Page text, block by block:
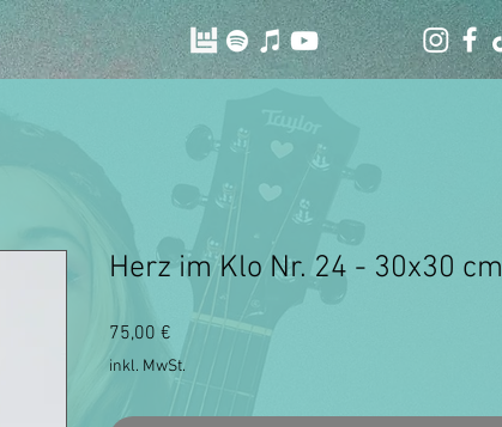
Herz im Klo Nr. 24 - 30x30 cm
75,00 € Preis
inkl. MwSt.